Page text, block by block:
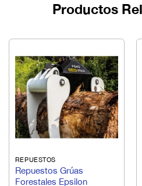
Productos
REPUESTOS
Repuestos Grúas
Forestales Epsilon